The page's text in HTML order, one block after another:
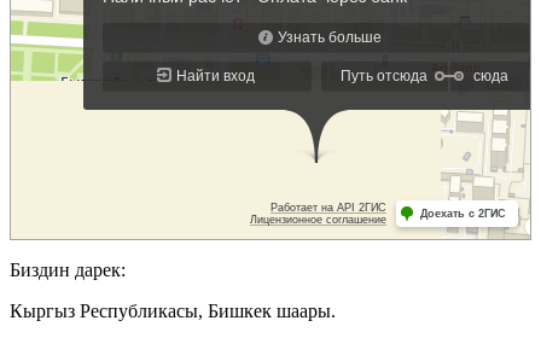
Биздин дарек:
Кыргыз Республикасы, Бишкек шаары.